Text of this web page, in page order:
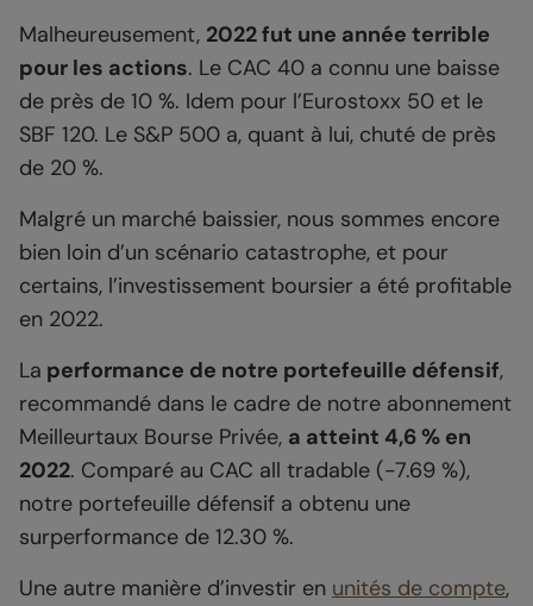
Malheureusement, 2022 fut une année terrible
pour les actions. Le CAC 40 a connu une baisse
de près de 10 %. Idem pour l’Eurostoxx 50 et le
SBF 120. Le S&P 500 a, quant à lui, chuté de près
de 20 %.
Malgré un marché baissier, nous sommes encore
bien loin d’un scénario catastrophe, et pour
certains, l’investissement boursier a été profitable
en 2022.
La performance de notre portefeuille défensif,
recommandé dans le cadre de notre abonnement
Meilleurtaux Bourse Privée, a atteint 4,6 % en
2022. Comparé au CAC all tradable (-7.69 %),
notre portefeuille défensif a obtenu une
surperformance de 12.30 %.
Une autre manière d’investir en unités de compte,